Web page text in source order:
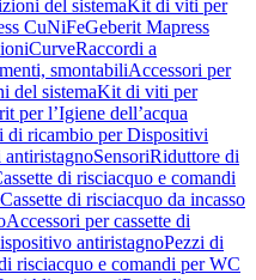
del sistemaKit di viti per
CuNiFeGeberit Mapress
CurveRaccordi a
smontabiliAccessori per
del sistemaKit di viti per
per l’Igiene dell’acqua
di ricambio per Dispositivi
SensoriRiduttore di
di risciacquo e comandi
Cassette di risciacquo da incasso
Accessori per cassette di
antiristagnoPezzi di
risciacquo e comandi per WC